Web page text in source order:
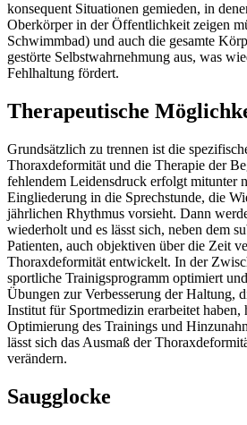
konsequent Situationen gemieden, in
Oberkörper in der Öffentlichkeit zeigen
Schwimmbad) und auch die gesamte
gestörte Selbstwahrnehmung aus, was
Fehlhaltung fördert.
Therapeutische
Grundsätzlich zu trennen ist die
Thoraxdeformität und die Therapie der
fehlendem Leidensdruck erfolgt mitunter
Eingliederung in die Sprechstunde, die
jährlichen Rhythmus vorsieht. Dann
wiederholt und es lässt sich, neben dem
Patienten, auch objektiven über die Zeit
Thoraxdeformität entwickelt. In der
sportliche Trainigsprogramm optimiert
Übungen zur Verbesserung der Haltung,
Institut für Sportmedizin erarbeitet haben,
Optimierung des Trainings und
lässt sich das Ausmaß der
verändern.
Saugglocke